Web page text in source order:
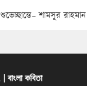
শামসুর
কবিতা